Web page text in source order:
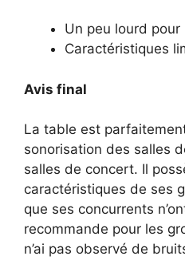
Un peu lourd pour
Caractéristiques
Avis final
La table est
sonorisation des salles
salles de concert. Il
caractéristiques de ses
que ses concurrents
recommande pour les
n’ai pas observé de